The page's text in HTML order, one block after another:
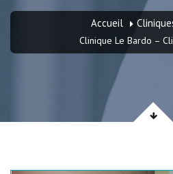
Accueil
Clinique Le Bardo –